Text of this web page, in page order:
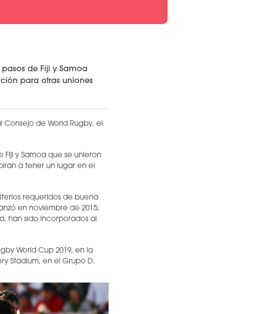
de Fiji y Samoa
para otras uniones
de World Rugby, el
Fiji y Samoa que se unieron
a tener un lugar en el
requeridos de buena
en noviembre de 2015;
han sido incorporados al
World Cup 2019, en la
Stadium, en el Grupo D.